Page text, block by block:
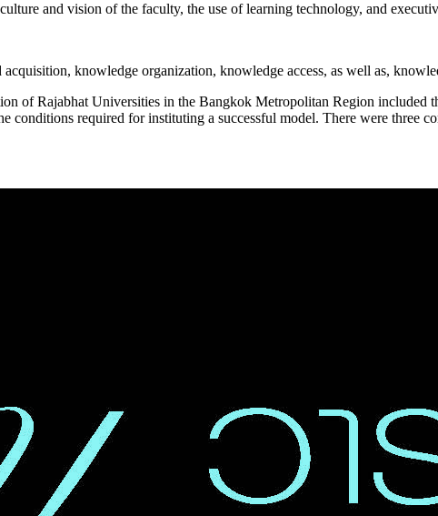
and vision of the faculty, the use of learning technology, and
knowledge organization, knowledge access, as well as,
of Rajabhat Universities in the Bangkok Metropolitan Region included
required for instituting a successful model. There were three